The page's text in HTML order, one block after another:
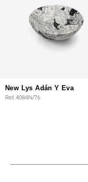
New Lys Adán Y Eva
Ref. 4084N/76